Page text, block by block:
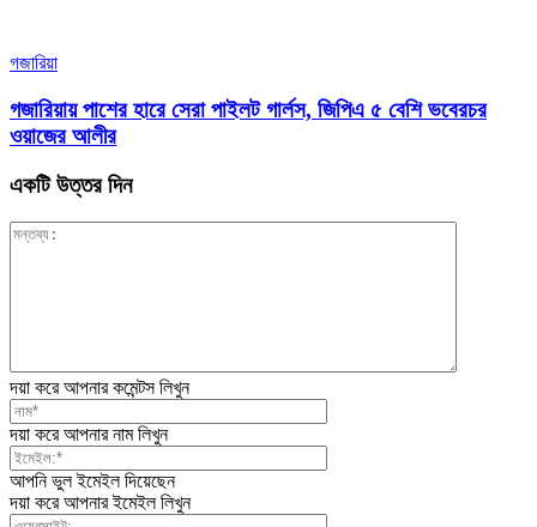
গজারিয়া
গজারিয়ায় পাশের হারে সেরা পাইলট গার্লস, জিপিএ ৫ বেশি ভবেরচর
ওয়াজের আলীর
একটি উত্তর দিন
দয়া করে আপনার কমেন্টস লিখুন
দয়া করে আপনার নাম লিখুন
আপনি ভুল ইমেইল দিয়েছেন
দয়া করে আপনার ইমেইল লিখুন